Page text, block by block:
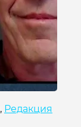
, Редакция